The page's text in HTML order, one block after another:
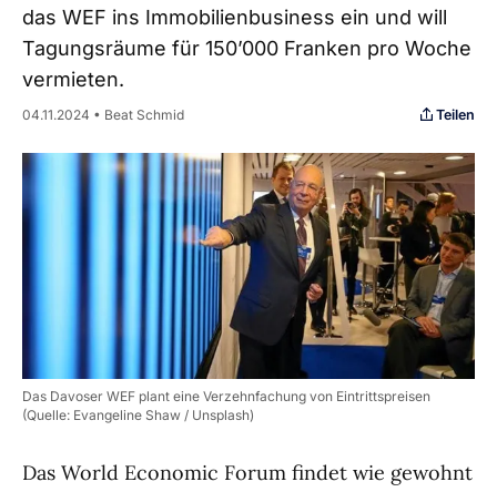
das WEF ins Immobilienbusiness ein und will
Tagungsräume für 150’000 Franken pro Woche
vermieten.
04.11.2024 • Beat Schmid Teilen
Das Davoser WEF plant eine Verzehnfachung von Eintrittspreisen
(Quelle: Evangeline Shaw / Unsplash)
Das World Economic Forum findet wie gewohnt